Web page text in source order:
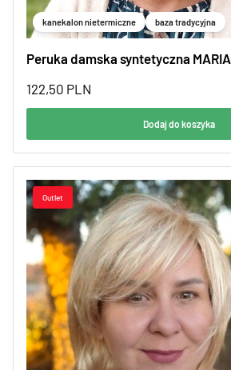
kanekalon nietermiczne baza tradycyjna
Peruka damska syntetyczna MARIA
122,50 PLN
Dodaj do koszyka